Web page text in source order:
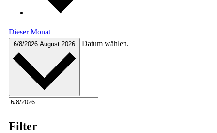
Dieser Monat
6/8/2026 August 2026 Datum wählen.
Filter